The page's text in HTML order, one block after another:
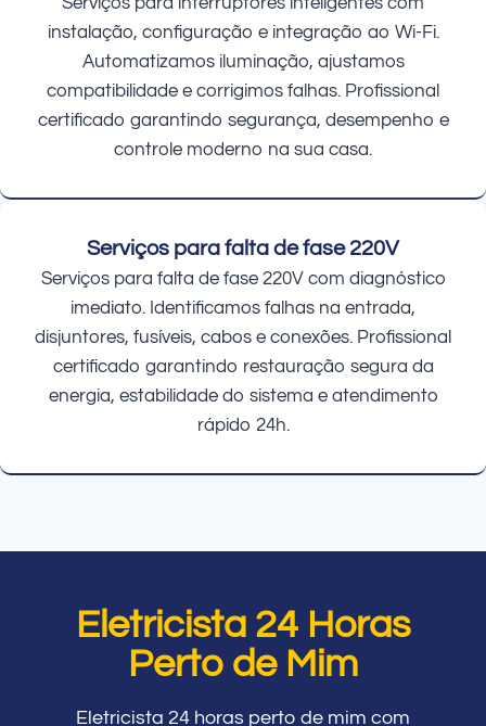
instalação, configuração e integração ao Wi-Fi.
Automatizamos iluminação, ajustamos
compatibilidade e corrigimos falhas. Profissional
certificado garantindo segurança, desempenho e
controle moderno na sua casa.
Serviços para falta de fase 220V
Serviços para falta de fase 220V com diagnóstico
imediato. Identificamos falhas na entrada,
disjuntores, fusíveis, cabos e conexões. Profissional
certificado garantindo restauração segura da
energia, estabilidade do sistema e atendimento
rápido 24h.
Eletricista 24 Horas
Perto de Mim
Eletricista 24 horas perto de mim com